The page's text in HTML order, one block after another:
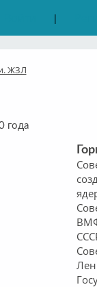
|
ЖЗЛ
года